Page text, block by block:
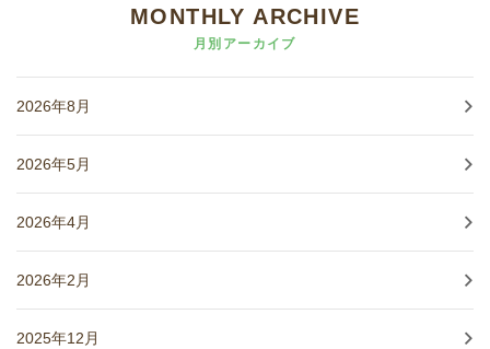
MONTHLY ARCHIVE
月別アーカイブ
2026年8月
2026年5月
2026年4月
2026年2月
2025年12月